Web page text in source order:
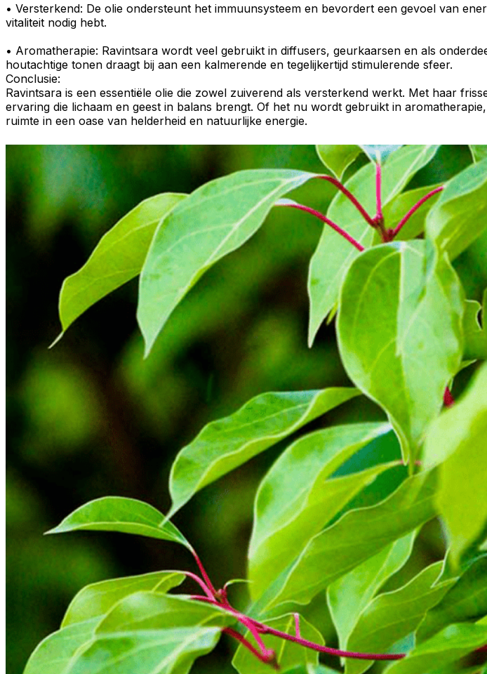
• Versterkend: De olie ondersteunt het immuunsysteem en bevordert een gevoel van
vitaliteit nodig hebt.
• Aromatherapie: Ravintsara wordt veel gebruikt in diffusers, geurkaarsen en als
houtachtige tonen draagt bij aan een kalmerende en tegelijkertijd stimulerende sfeer.
Conclusie:
Ravintsara is een essentiële olie die zowel zuiverend als versterkend werkt. Met haar
ervaring die lichaam en geest in balans brengt. Of het nu wordt gebruikt in
ruimte in een oase van helderheid en natuurlijke energie.